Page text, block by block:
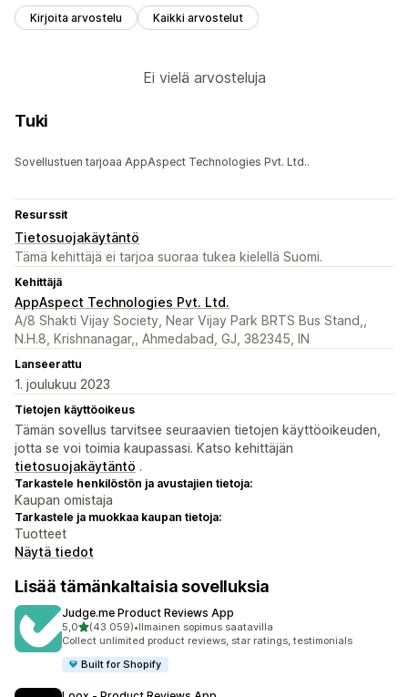
Kirjoita arvostelu Kaikki arvostelut
Ei vielä arvosteluja
Tuki
Sovellustuen tarjoaa AppAspect Technologies Pvt. Ltd..
Resurssit
Tietosuojakäytäntö
Tämä kehittäjä ei tarjoa suoraa tukea kielellä Suomi.
Kehittäjä
AppAspect Technologies Pvt. Ltd.
A/8 Shakti Vijay Society, Near Vijay Park BRTS Bus Stand,,
N.H.8, Krishnanagar,, Ahmedabad, GJ, 382345, IN
Lanseerattu
1. joulukuu 2023
Tietojen käyttöoikeus
Tämän sovellus tarvitsee seuraavien tietojen käyttöoikeuden,
jotta se voi toimia kaupassasi. Katso kehittäjän
tietosuojakäytäntö .
Tarkastele henkilöstön ja avustajien tietoja:
Kaupan omistaja
Tarkastele ja muokkaa kaupan tietoja:
Tuotteet
Näytä tiedot
Lisää tämänkaltaisia sovelluksia
Judge.me Product Reviews App
5,0/ 5 tähteä
(43 059)
43059 arvostelua yhteensä
•Ilmainen sopimus saatavilla
Collect unlimited product reviews, star ratings, testimonials
Built for Shopify